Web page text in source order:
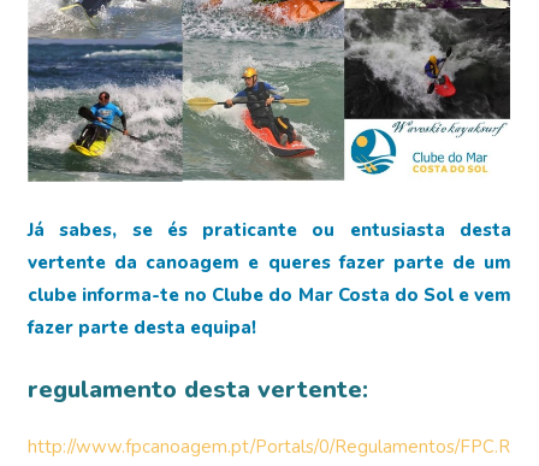
Já sabes, se és praticante ou entusiasta desta
vertente da canoagem e queres fazer parte de um
clube informa-te no Clube do Mar Costa do Sol e vem
fazer parte desta equipa!
regulamento desta vertente:
http://www.fpcanoagem.pt/Portals/0/Regulamentos/FPC.R